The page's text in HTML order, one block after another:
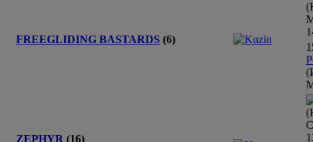
FREEGLIDING BASTARDS (6)
ZEPHYR (16)